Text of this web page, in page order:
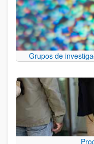
Grupos de